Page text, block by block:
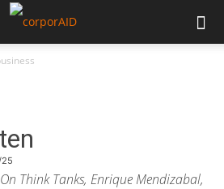
Think Tanks, Enrique Mendizabal,